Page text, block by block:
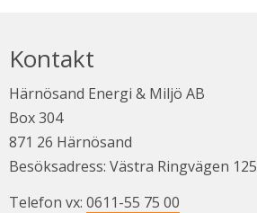
Kontakt
Härnösand Energi & Miljö AB
Box 304
871 26 Härnösand
Besöksadress: Västra Ringvägen 125
Telefon vx: 0611-55 75 00